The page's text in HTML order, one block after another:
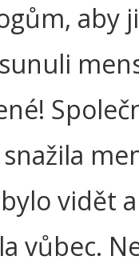
aby
vidět
vůbec.